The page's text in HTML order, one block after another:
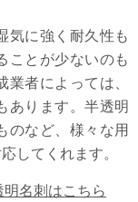
気に強く耐久性も
ことが少ないのも
者によっては、
あります。半透明
のなど、様々な用
してくれます。
名刺はこちら